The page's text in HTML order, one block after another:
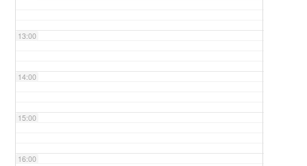
13:00
14:00
15:00
16:00